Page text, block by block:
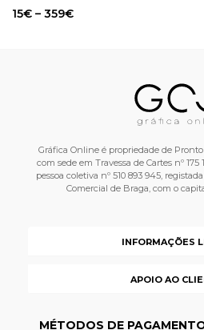
15€ – 359€
Gráfica Online é propriedade de
com sede em Travessa de Cartes nº 175
pessoa coletiva nº 510 893 945,
Comercial de Braga, com o
INFORMAÇÕES
APOIO AO
MÉTODOS DE